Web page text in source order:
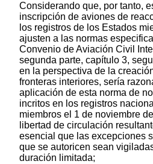
Considerando que, por tanto,
inscripción de aviones de
los registros de los Estados
ajusten a las normas
Convenio de Aviación Civil
segunda parte, capítulo 3,
en la perspectiva de la
fronteras interiores, sería
aplicación de esta norma de
incritos en los registros
miembros el 1 de noviembre
libertad de circulación
esencial que las excepciones
que se autoricen sean
duración limitada;